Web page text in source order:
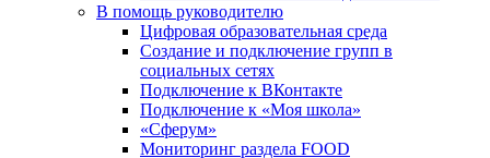
В помощь руководителю
Цифровая образовательная среда
Создание и подключение групп в
социальных сетях
Подключение к ВКонтакте
Подключение к «Моя школа»
«Сферум»
Мониторинг раздела FOOD